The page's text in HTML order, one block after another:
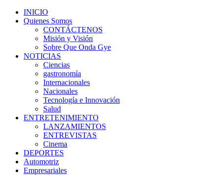
INICIO
Quienes Somos
CONTÁCTENOS
Misión y Visión
Sobre Que Onda Gye
NOTICIAS
Ciencias
gastronomía
Internacionales
Nacionales
Tecnología e Innovación
Salud
ENTRETENIMIENTO
LANZAMIENTOS
ENTREVISTAS
Cinema
DEPORTES
Automotriz
Empresariales